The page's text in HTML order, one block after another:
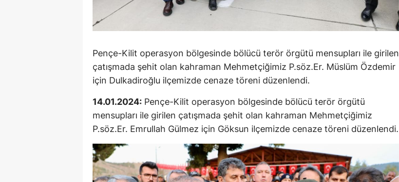
Pençe-Kilit operasyon bölgesinde bölücü terör örgütü mensupları ile girilen
çatışmada şehit olan kahraman Mehmetçiğimiz P.söz.Er. Müslüm Özdemir
için Dulkadiroğlu ilçemizde cenaze töreni düzenlendi.
14.01.2024: Pençe-Kilit operasyon bölgesinde bölücü terör örgütü
mensupları ile girilen çatışmada şehit olan kahraman Mehmetçiğimiz
P.söz.Er. Emrullah Gülmez için Göksun ilçemizde cenaze töreni düzenlendi.